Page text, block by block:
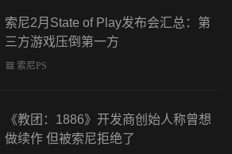
索尼2月State of Play发布会汇总：第
三方游戏压倒第一方
索尼PS
《教团：1886》开发商创始人称曾想
做续作 但被索尼拒绝了